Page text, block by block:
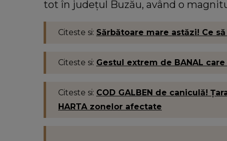
tot în judeţul Buzău, având o
Citeste si: Sărbătoare mare astăzi! Ce
Citeste si: Gestul extrem de BANAL
Citeste si: COD GALBEN de caniculă!
HARTA zonelor afectate